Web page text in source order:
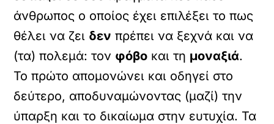
άνθρωπος ο οποίος έχει επιλέξει το πως
θέλει να ζει δεν πρέπει να ξεχνά και να
(τα) πολεμά: τον φόβο και τη μοναξιά.
Το πρώτο απομονώνει και οδηγεί στο
δεύτερο, αποδυναμώνοντας (μαζί) την
ύπαρξη και το δικαίωμα στην ευτυχία. Τα